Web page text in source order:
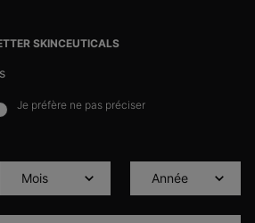
SKINCEUTICALS
Je préfère ne pas préciser